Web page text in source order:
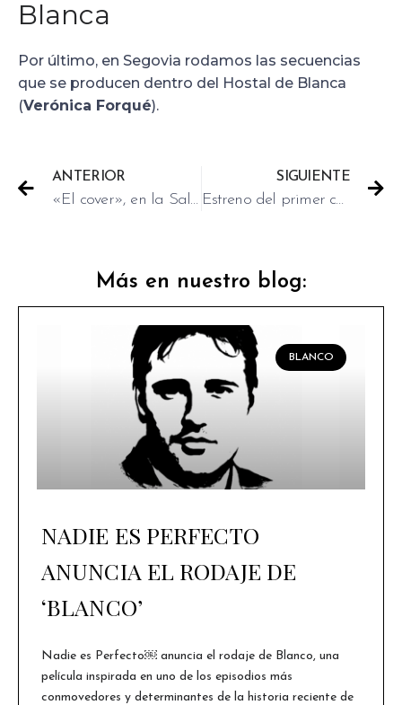
Blanca
Por último, en Segovia rodamos las secuencias
que se producen dentro del Hostal de Blanca
(Verónica Forqué).
ANTERIOR
«El cover», en la Sala Berlanga y la Filmoteca de Murcia
SIGUIENTE
Estreno del primer cartel de «El juego de las llaves»
Más en nuestro blog:
BLANCO
NADIE ES PERFECTO
ANUNCIA EL RODAJE DE
‘BLANCO’
Nadie es Perfecto￼ anuncia el rodaje de Blanco, una
película inspirada en uno de los episodios más
conmovedores y determinantes de la historia reciente de